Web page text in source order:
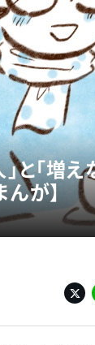
と「増
が】